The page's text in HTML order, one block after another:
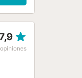
opiniones